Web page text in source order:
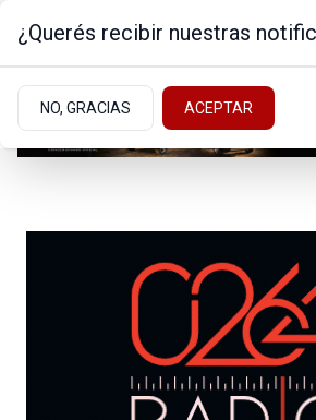
¿Querés recibir nuestras
NO, GRACIAS ACEPTAR